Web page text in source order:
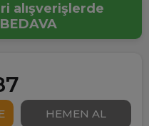
alışverişlerde